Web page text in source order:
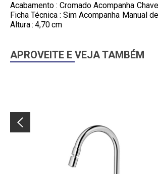
Acabamento : Cromado Acompanha
Ficha Técnica : Sim Acompanha Manual
Altura : 4,70 cm
APROVEITE E VEJA TAMBÉM